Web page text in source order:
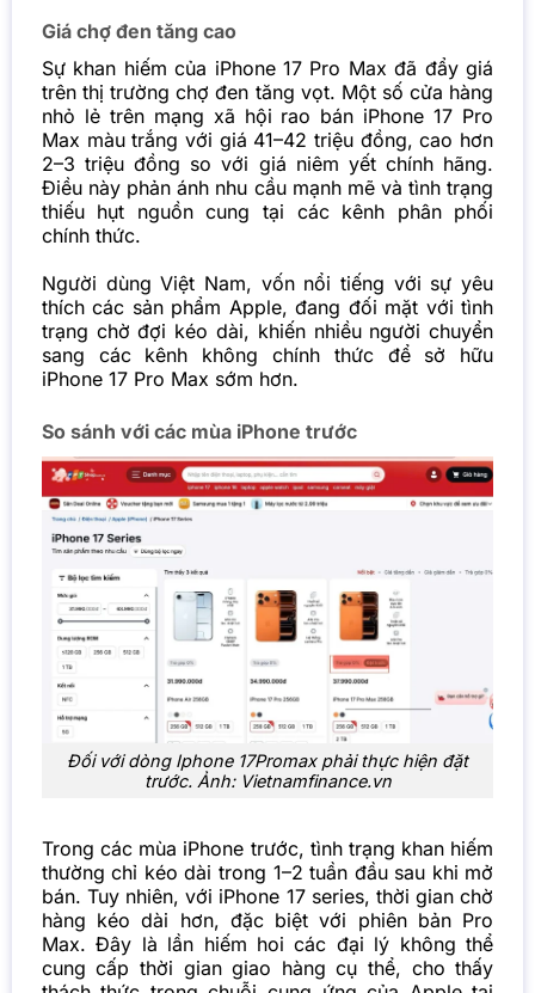
Giá chợ đen tăng cao
Sự khan hiếm của iPhone 17 Pro Max đã đẩy giá
trên thị trường chợ đen tăng vọt. Một số cửa hàng
nhỏ lẻ trên mạng xã hội rao bán iPhone 17 Pro
Max màu trắng với giá 41–42 triệu đồng, cao hơn
2–3 triệu đồng so với giá niêm yết chính hãng.
Điều này phản ánh nhu cầu mạnh mẽ và tình trạng
thiếu hụt nguồn cung tại các kênh phân phối
chính thức.
Người dùng Việt Nam, vốn nổi tiếng với sự yêu
thích các sản phẩm Apple, đang đối mặt với tình
trạng chờ đợi kéo dài, khiến nhiều người chuyển
sang các kênh không chính thức để sở hữu
iPhone 17 Pro Max sớm hơn.
So sánh với các mùa iPhone trước
Đối với dòng Iphone 17Promax phải thực hiện đặt
trước. Ảnh: Vietnamfinance.vn
Trong các mùa iPhone trước, tình trạng khan hiếm
thường chỉ kéo dài trong 1–2 tuần đầu sau khi mở
bán. Tuy nhiên, với iPhone 17 series, thời gian chờ
hàng kéo dài hơn, đặc biệt với phiên bản Pro
Max. Đây là lần hiếm hoi các đại lý không thể
cung cấp thời gian giao hàng cụ thể, cho thấy